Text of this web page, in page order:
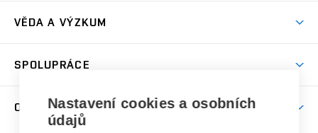
Sport na VUT
Dny otevřených dveří
Celoživotní vzdělávání
E-přihláška
Harmonogram akademického roku
Závěrečné práce
Doktorské studium
Zpracování osobních údajů studentů
Sociální bezpečí
Studium bez bariér
Podpora podnikání
VĚDA A VÝZKUM
Mezinárodní vědecká rada
Systém zajišťování kvality výzkumu
SPOLUPRÁCE
Zahraniční spolupráce
O UNIVERZITĚ
Nastavení cookies a osobních
údajů